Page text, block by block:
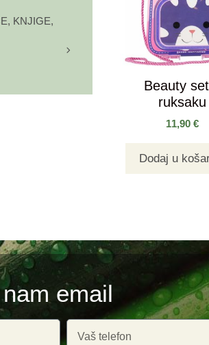
Beauty
ruksaku
11,90€
Dodaj u
KNJIGE,
email